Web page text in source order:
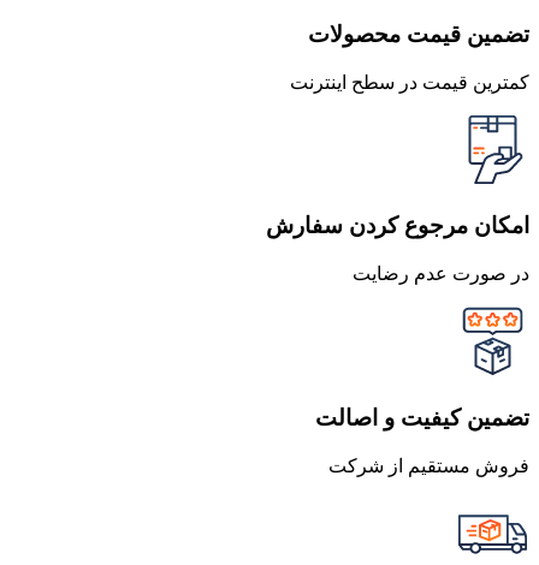
تضمین قیمت محصولات
کمترین قیمت در سطح اینترنت
امکان مرجوع کردن سفارش
در صورت عدم رضایت
تضمین کیفیت و اصالت
فروش مستقیم از شرکت